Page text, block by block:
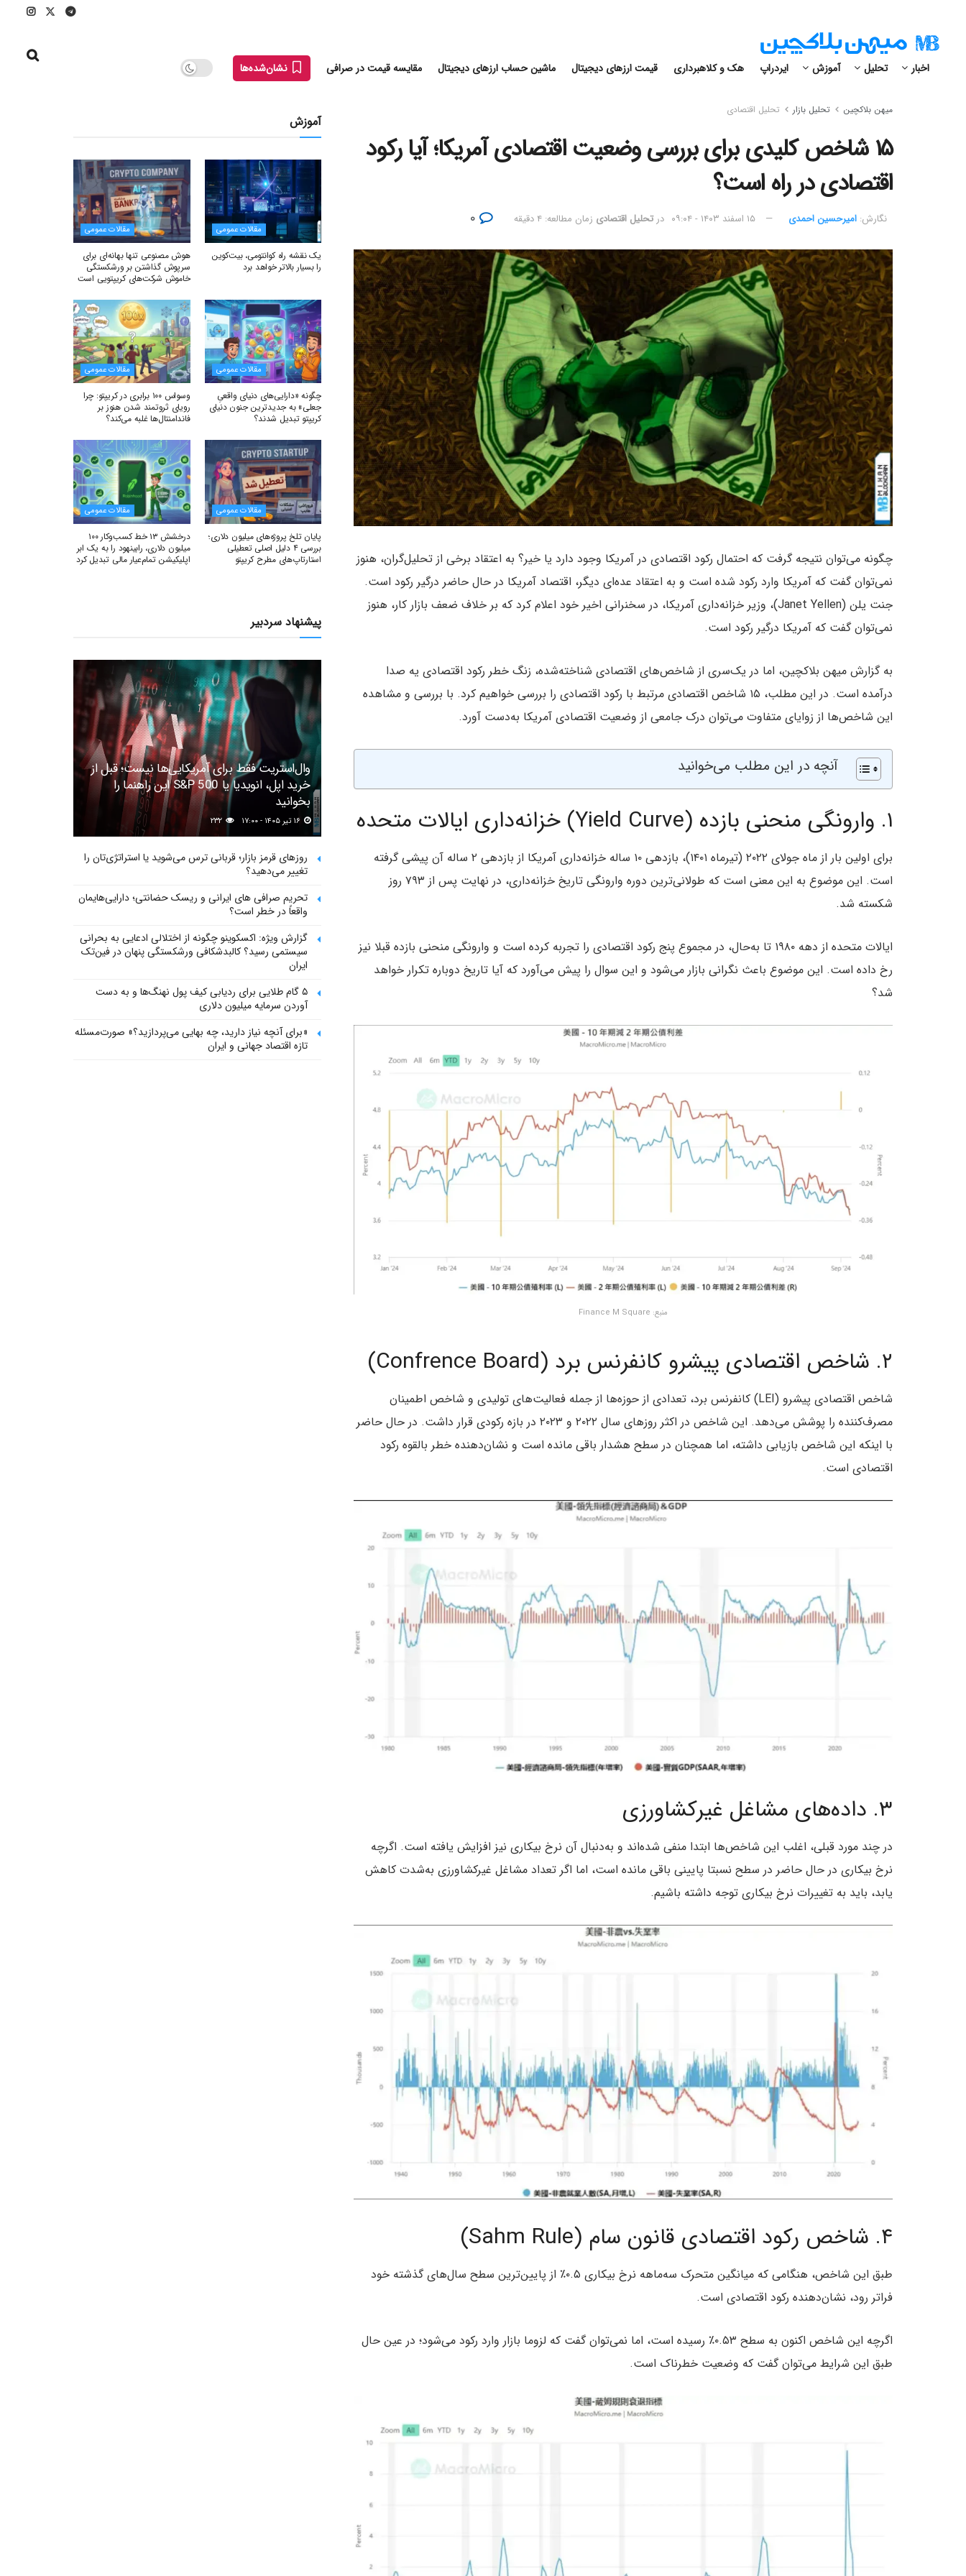
اخبار تحلیل آموزش ایردراپ هک و کلاهبرداری قیمت ارزهای دیجیتال ماشین حساب ارزهای دیجیتال مقایسه قیمت در صرافی نشان‌شده‌ها
میهن بلاکچین تحلیل بازار تحلیل اقتصادی
۱۵ شاخص کلیدی برای بررسی وضعیت اقتصادی آمریکا؛ آیا رکود
اقتصادی در راه است؟
نگارش:‌ امیرحسین احمدی ۱۵ اسفند ۱۴۰۳ - ۰۹:۰۴ در تحلیل اقتصادی زمان مطالعه: ۴ دقیقه
چگونه می‌توان نتیجه گرفت که احتمال رکود اقتصادی در آمریکا وجود دارد یا خیر؟ به اعتقاد برخی از تحلیل‌گران، هنوز
نمی‌توان گفت که آمریکا وارد رکود شده است و به اعتقاد عده‌ای دیگر، اقتصاد آمریکا در حال حاضر درگیر رکود است.
جنت یلن (Janet Yellen)، وزیر خزانه‌داری آمریکا، در سخنرانی اخیر خود اعلام کرد که بر خلاف ضعف بازار کار، هنوز
نمی‌توان گفت که آمریکا درگیر رکود است.
به گزارش میهن بلاکچین، اما در یک‌سری از شاخص‌های اقتصادی شناخته‌شده، زنگ خطر رکود اقتصادی یه صدا
درآمده است. در این مطلب، ۱۵ شاخص اقتصادی مرتبط با رکود اقتصادی را بررسی خواهیم کرد. با بررسی و مشاهده
این شاخص‌ها از زوایای متفاوت می‌توان درک جامعی از وضعیت اقتصادی آمریکا به‌دست آورد.
آنچه در این مطلب می‌خوانید
۱. وارونگی منحنی بازده (Yield Curve) خزانه‌داری ایالات متحده
برای اولین بار از ماه جولای ۲۰۲۲ (تیرماه ۱۴۰۱)، بازدهی ۱۰ ساله خزانه‌داری آمریکا از بازدهی ۲ ساله آن پیشی گرفته
است. این موضوع به این معنی است که طولانی‌ترین دوره وارونگی تاریخ خزانه‌داری، در نهایت پس از ۷۹۳ روز
شکسته شد.
ایالات متحده از دهه ۱۹۸۰ تا به‌حال، در مجموع پنج رکود اقتصادی را تجربه کرده است و وارونگی منحنی بازده قبلا نیز
رخ داده است. این موضوع باعث نگرانی بازار می‌شود و این سوال را پیش می‌آورد که آیا تاریخ دوباره تکرار خواهد
شد؟
منبع: Finance M Square
۲. شاخص‌ اقتصادی پیشرو کانفرنس برد (Confrence Board)
شاخص‌ اقتصادی پیشرو (LEI) کانفرنس برد، تعدادی از حوزه‌‌ها از جمله فعالیت‌های تولیدی و شاخص اطمینان
مصرف‌کننده را پوشش می‌دهد. این شاخص در اکثر روزهای سال ۲۰۲۲ و ۲۰۲۳ در بازه رکودی قرار داشت. در حال حاضر
با اینکه این شاخص بازیابی داشته، اما همچنان در سطح هشدار باقی مانده است و نشان‌دهنده خطر بالقوه رکود
اقتصادی است.
۳. داده‌های مشاغل غیرکشاورزی
در چند مورد قبلی، اغلب این شاخص‌ها ابتدا منفی شده‌اند و به‌دنبال آن نرخ بیکاری نیز افزایش یافته است. اگرچه
نرخ بیکاری در حال حاضر در سطح نسبتا پایینی باقی مانده است، اما اگر تعداد مشاغل غیرکشاورزی به‌شدت کاهش
یابد، باید به تغییرات نرخ بیکاری توجه داشته باشیم.
۴. شاخص رکود اقتصادی قانون سام (Sahm Rule)
طبق این شاخص، هنگامی که میانگین متحرک سه‌ماهه نرخ بیکاری ۰.۵٪ از پایین‌ترین سطح سال‌های گذشته خود
فراتر رود، نشان‌دهنده رکود اقتصادی است.
اگرچه این شاخص اکنون به سطح ۰.۵۳٪ رسیده است، اما نمی‌توان گفت که لزوما بازار وارد رکود می‌شود؛ در عین حال
طبق این شرایط می‌توان گفت که وضعیت خطرناک است.
آموزش
مقالات عمومی
یک نقشه راه کوانتومی، بیت‌کوین
را بسیار بالاتر خواهد برد
مقالات عمومی
هوش مصنوعی تنها بهانه‌ای برای
سرپوش گذاشتن بر ورشکستگی
خاموش شرکت‌های کریپتویی است
مقالات عمومی
چگونه «دارایی‌های دنیای واقعیِ
جعلی» به جدیدترین جنون دنیای
کریپتو تبدیل شدند؟
مقالات عمومی
وسواس ۱۰۰ برابری در کریپتو: چرا
رویای ثروتمند شدن هنوز بر
فاندامنتال‌ها غلبه می‌کند؟
مقالات عمومی
پایان تلخ پروژه‌های میلیون دلاری؛
بررسی ۴ دلیل اصلی تعطیلی
استارتاپ‌های مطرح کریپتو
مقالات عمومی
درخشش ۱۳ خط کسب‌وکار ۱۰۰
میلیون دلاری، رابینهود را به یک ابر
اپلیکیشن تمام‌عیار مالی تبدیل کرد
پیشنهاد سردبیر
وال‌استریت فقط برای آمریکایی‌ها نیست؛ قبل از
خرید اپل، انویدیا یا S&P 500 این راهنما را
بخوانید
روزهای قرمز بازار؛ قربانی ترس می‌شوید یا استراتژی‌تان را
تغییر می‌دهید؟
تحریم صرافی های ایرانی و ریسک حضانتی؛ دارایی‌هایمان
واقعاً در خطر است؟
گزارش ویژه: اکسکوینو چگونه از اختلالی ادعایی به بحرانی
سیستمی رسید؟ کالبدشکافی ورشکستگی پنهان در فین‌تک
ایران
۵ گام طلایی برای ردیابی کیف پول‌ نهنگ‌ها و به دست
آوردن سرمایه میلیون دلاری
«برای آنچه نیاز دارید، چه بهایی می‌پردازید؟» صورت‌مسئله
تازه اقتصاد جهانی و ایران